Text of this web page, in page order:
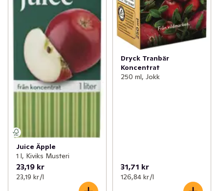
Juice Äpple
1 l, Kiviks Musteri
23,19 kr
23,19 kr /l
Dryck Tranbär
Koncentrat
250 ml, Jokk
31,71 kr
126,84 kr /l